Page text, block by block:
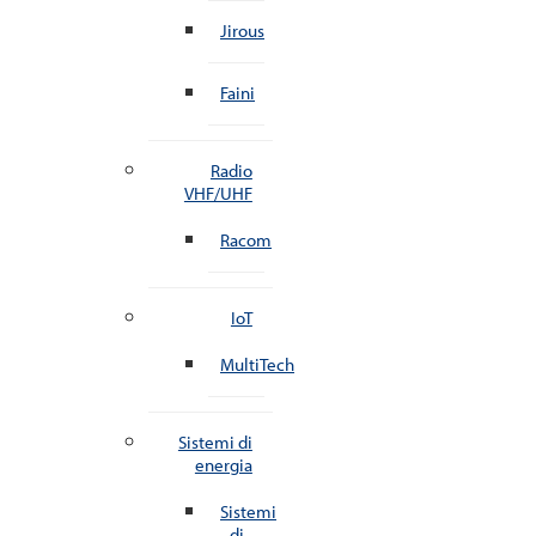
Jirous
Faini
Radio
VHF/UHF
Racom
IoT
MultiTech
Sistemi di
energia
Sistemi